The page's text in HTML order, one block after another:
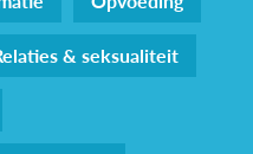
& seksualiteit